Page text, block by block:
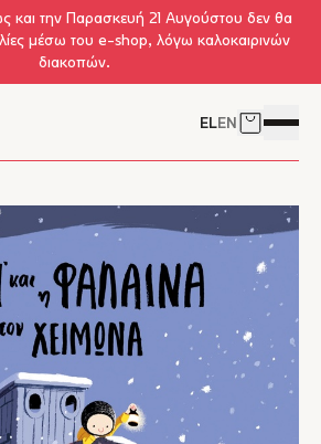
και την Παρασκευή 21 Αυγούστου δεν θα
μέσω του e-shop, λόγω καλοκαιρινών
διακοπών.
ELEN Δείτε το